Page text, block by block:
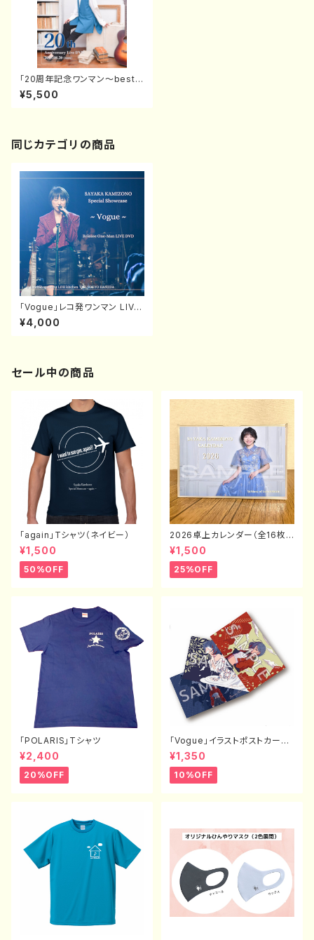
「20周年記念ワンマン〜best e
ver〜」LIVE-DVD
¥5,500
同じカテゴリの商品
「Vogue」レコ発ワンマン LIVE-
DVD
¥4,000
セール中の商品
「again」Tシャツ（ネイビー）
¥1,500
50%OFF
2026卓上カレンダー（全16枚
封入）
¥1,500
25%OFF
「POLARIS」Tシャツ
¥2,400
20%OFF
「Vogue」イラストポストカード
（3枚セット）
¥1,350
10%OFF